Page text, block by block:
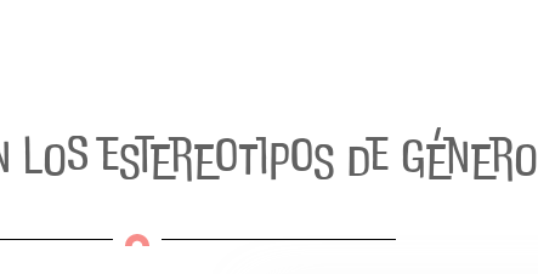
los estereotipos de género